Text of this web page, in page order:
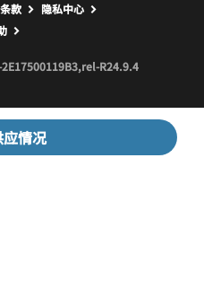
情况
款
隐私中心
新窗口
R24.9.4